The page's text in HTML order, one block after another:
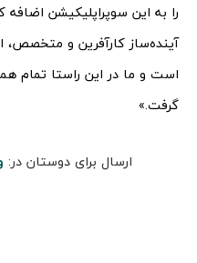
را به این سوپراپلیکیشن
آینده‌ساز کارآفرین و متخصص،
است و ما در این راستا تمام
گرفت.»
ارسال برای دوستان در: